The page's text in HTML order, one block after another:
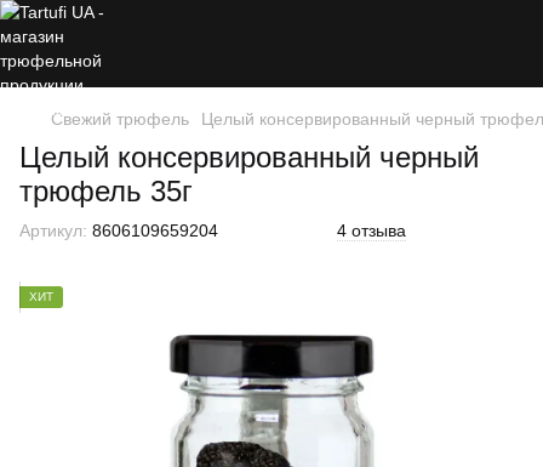
Свежий трюфель Целый консервированный черный
Целый консервированный черный
трюфель 35г
Артикул: 8606109659204 4 отзыва
ХИТ